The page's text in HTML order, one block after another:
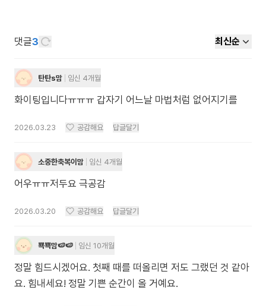
댓글3 최신순
탄탄s맘 임신 4개월
화이팅입니다ㅠㅠㅠ 갑자기 어느날 마법처럼 없어지기를
2026.03.23 공감해요 답글달기
소중한축복이맘 임신 4개월
어우ㅠㅠ저두요 극공감
2026.03.20 공감해요 답글달기
뾱뾱맘🍉🍉 임신 10개월
정말 힘드시겠어요. 첫째 때를 떠올리면 저도 그랬던 것 같아
요. 힘내세요! 정말 기쁜 순간이 올 거예요.